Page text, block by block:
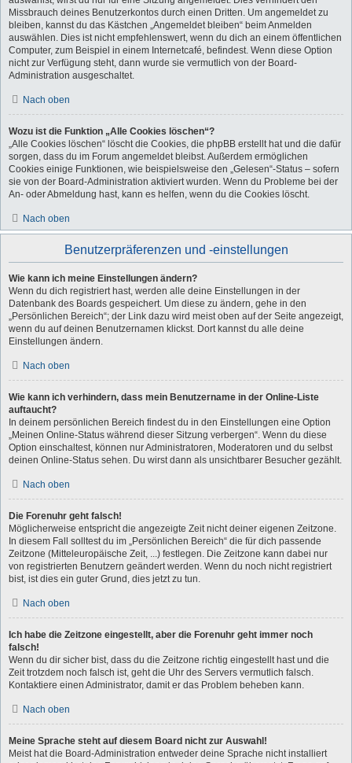
Missbrauch deines Benutzerkontos durch einen Dritten. Um angemeldet zu
bleiben, kannst du das Kästchen „Angemeldet bleiben“ beim Anmelden
auswählen. Dies ist nicht empfehlenswert, wenn du dich an einem öffentlichen
Computer, zum Beispiel in einem Internetcafé, befindest. Wenn diese Option
nicht zur Verfügung steht, dann wurde sie vermutlich von der Board-
Administration ausgeschaltet.
Nach oben
Wozu ist die Funktion „Alle Cookies löschen“?
„Alle Cookies löschen“ löscht die Cookies, die phpBB erstellt hat und die dafür
sorgen, dass du im Forum angemeldet bleibst. Außerdem ermöglichen
Cookies einige Funktionen, wie beispielsweise den „Gelesen“-Status – sofern
sie von der Board-Administration aktiviert wurden. Wenn du Probleme bei der
An- oder Abmeldung hast, kann es helfen, wenn du die Cookies löscht.
Nach oben
Benutzerpräferenzen und -einstellungen
Wie kann ich meine Einstellungen ändern?
Wenn du dich registriert hast, werden alle deine Einstellungen in der
Datenbank des Boards gespeichert. Um diese zu ändern, gehe in den
„Persönlichen Bereich“; der Link dazu wird meist oben auf der Seite angezeigt,
wenn du auf deinen Benutzernamen klickst. Dort kannst du alle deine
Einstellungen ändern.
Nach oben
Wie kann ich verhindern, dass mein Benutzername in der Online-Liste
auftaucht?
In deinem persönlichen Bereich findest du in den Einstellungen eine Option
„Meinen Online-Status während dieser Sitzung verbergen“. Wenn du diese
Option einschaltest, können nur Administratoren, Moderatoren und du selbst
deinen Online-Status sehen. Du wirst dann als unsichtbarer Besucher gezählt.
Nach oben
Die Forenuhr geht falsch!
Möglicherweise entspricht die angezeigte Zeit nicht deiner eigenen Zeitzone.
In diesem Fall solltest du im „Persönlichen Bereich“ die für dich passende
Zeitzone (Mitteleuropäische Zeit, ...) festlegen. Die Zeitzone kann dabei nur
von registrierten Benutzern geändert werden. Wenn du noch nicht registriert
bist, ist dies ein guter Grund, dies jetzt zu tun.
Nach oben
Ich habe die Zeitzone eingestellt, aber die Forenuhr geht immer noch
falsch!
Wenn du dir sicher bist, dass du die Zeitzone richtig eingestellt hast und die
Zeit trotzdem noch falsch ist, geht die Uhr des Servers vermutlich falsch.
Kontaktiere einen Administrator, damit er das Problem beheben kann.
Nach oben
Meine Sprache steht auf diesem Board nicht zur Auswahl!
Meist hat die Board-Administration entweder deine Sprache nicht installiert